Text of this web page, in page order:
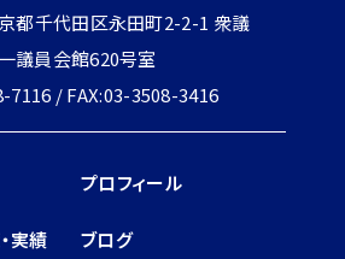
都千代田区永田町2-2-1 衆議
議員会館620号室
7116 / FAX:03-3508-3416
プロフィール
実績 ブログ